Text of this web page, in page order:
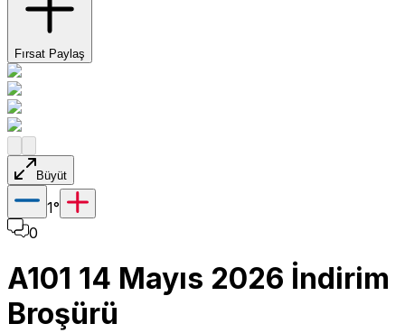
Fırsat Paylaş
Büyüt
1°
0
A101 14 Mayıs 2026 İndirim
Broşürü